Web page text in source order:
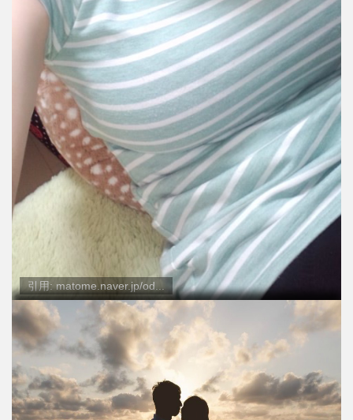
引用: matome.naver.jp/od...